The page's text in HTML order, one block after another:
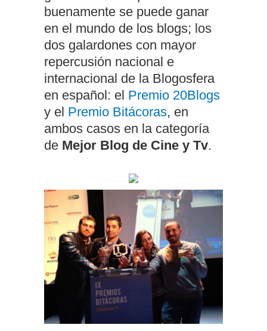
buenamente se puede ganar
en el mundo de los blogs; los
dos galardones con mayor
repercusión nacional e
internacional de la Blogosfera
en español: el Premio 20Blogs
y el Premio Bitácoras, en
ambos casos en la categoría
de Mejor Blog de Cine y Tv.